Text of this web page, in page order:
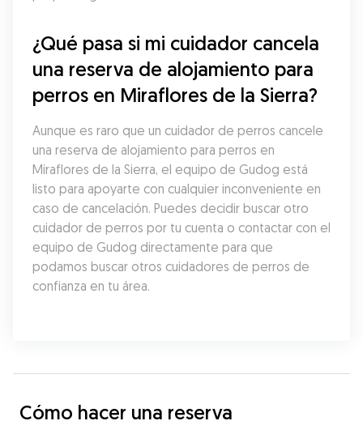
¿Qué pasa si mi cuidador cancela
una reserva de alojamiento para
perros en Miraflores de la Sierra?
Aunque es raro que un cuidador de perros cancele
una reserva de alojamiento para perros en
Miraflores de la Sierra, el equipo de Gudog está
listo para apoyarte con cualquier inconveniente en
caso de cancelación. Puedes decidir buscar otro
cuidador de perros por tu cuenta o contactar con el
equipo de Gudog directamente para que
podamos buscar otros cuidadores de perros de
confianza en tu área.
Cómo hacer una reserva